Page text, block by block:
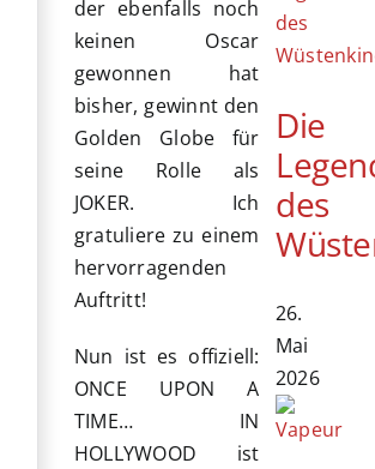
der ebenfalls noch
keinen Oscar
gewonnen hat
bisher, gewinnt den
Golden Globe für
seine Rolle als
JOKER. Ich
gratuliere zu einem
hervorragenden
Auftritt!
Nun ist es offiziell:
ONCE UPON A
TIME… IN
HOLLYWOOD ist
Die
des
26.
Mai
2026